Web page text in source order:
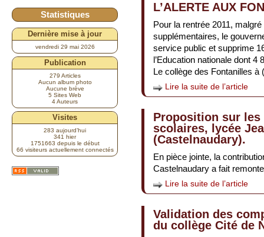
L’ALERTE AUX
Pour la rentrée 2011,
supplémentaires, le
service public et supprime
l’Education nationale dont
Le collège des Fontanilles
Lire la suite de l’article
Proposition sur les
scolaires, lycée
(Castelnaudary).
En pièce jointe, la
Castelnaudary a fait
Lire la suite de l’article
Validation des
du collège Cité de
Statistiques
Dernière mise à jour
vendredi 29 mai 2026
Publication
279 Articles
Aucun album photo
Aucune brève
5 Sites Web
4 Auteurs
Visites
283 aujourd’hui
341 hier
1751663 depuis le début
66 visiteurs actuellement connectés